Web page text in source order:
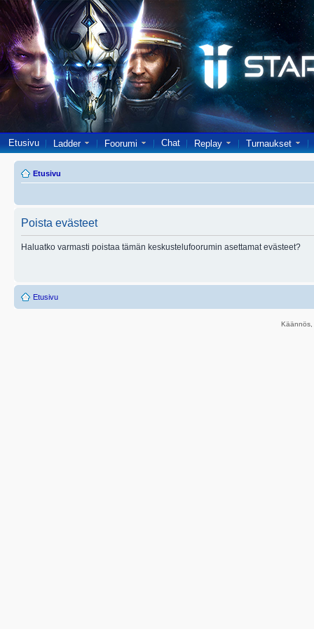
Etusivu Ladder Foorumi Chat Replay Turnaukset
Etusivu
Poista evästeet
Haluatko varmasti poistaa tämän keskustelufoorumin asettamat evästeet?
Etusivu